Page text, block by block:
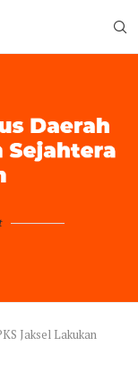
Jaksel Lakukan